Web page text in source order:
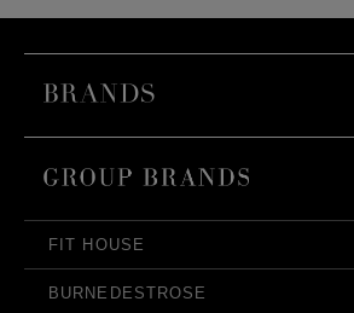
FIT HOUSE
BURNEDESTROSE